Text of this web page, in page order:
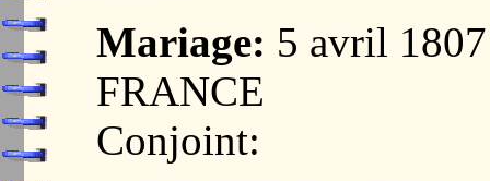
Mariage: 5 avril
FRANCE
Conjoint: